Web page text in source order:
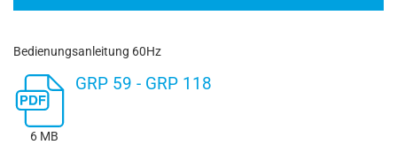
Bedienungsanleitung 60Hz
6 MB
GRP 59 - GRP 118